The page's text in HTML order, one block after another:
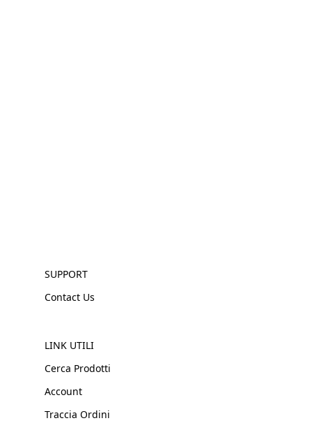
SUPPORT
Contact Us
LINK UTILI
Cerca Prodotti
Account
Traccia Ordini